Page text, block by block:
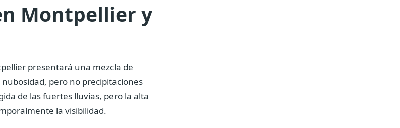
Montpellier y
presentará una mezcla de
pero no precipitaciones
de las fuertes lluvias, pero la alta
la visibilidad.